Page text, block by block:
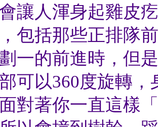
讓人渾身起雞皮
包括那些正排隊
一的前進時，但
可以360度旋轉，
對著你一直這樣